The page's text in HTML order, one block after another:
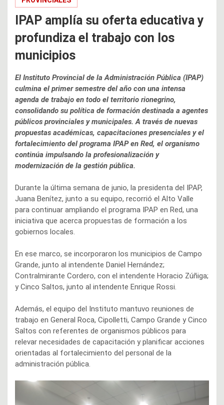
IPAP amplía su oferta educativa y
profundiza el trabajo con los
municipios
El Instituto Provincial de la Administración Pública (IPAP)
culmina el primer semestre del año con una intensa
agenda de trabajo en todo el territorio rionegrino,
consolidando su política de formación destinada a agentes
públicos provinciales y municipales. A través de nuevas
propuestas académicas, capacitaciones presenciales y el
fortalecimiento del programa IPAP en Red, el organismo
continúa impulsando la profesionalización y
modernización de la gestión pública.
Durante la última semana de junio, la presidenta del IPAP,
Juana Benítez, junto a su equipo, recorrió el Alto Valle
para continuar ampliando el programa IPAP en Red, una
iniciativa que acerca propuestas de formación a los
gobiernos locales.
En ese marco, se incorporaron los municipios de Campo
Grande, junto al intendente Daniel Hernández;
Contralmirante Cordero, con el intendente Horacio Zúñiga;
y Cinco Saltos, junto al intendente Enrique Rossi.
Además, el equipo del Instituto mantuvo reuniones de
trabajo en General Roca, Cipolletti, Campo Grande y Cinco
Saltos con referentes de organismos públicos para
relevar necesidades de capacitación y planificar acciones
orientadas al fortalecimiento del personal de la
administración pública.